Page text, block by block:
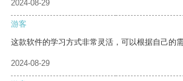
2024-08-29
游客
这款软件的学习方式非常灵活，可以根据自己的
2024-08-29